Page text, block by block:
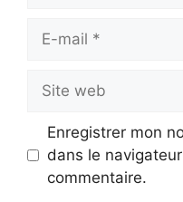
mail
web
Enregistrer mon
dans le
commentaire.